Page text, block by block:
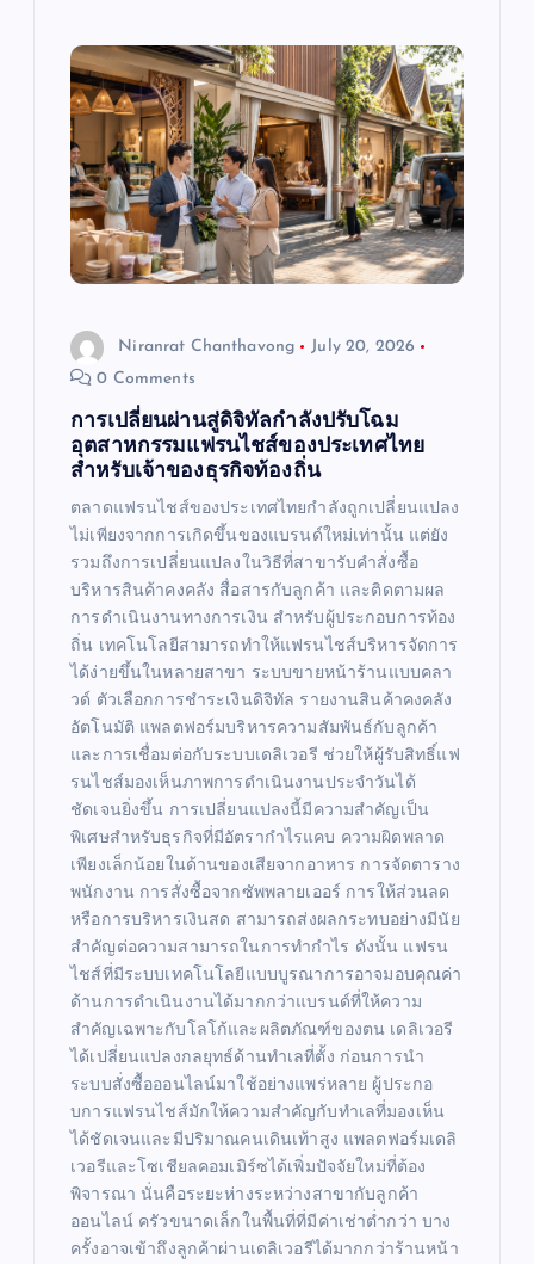
Niranrat Chanthavong
July 20, 2026
0 Comments
การเปลี่ยนผ่านสู่ดิจิทัลกำลังปรับโฉม
อุตสาหกรรมแฟรนไชส์ของประเทศไทย
สำหรับเจ้าของธุรกิจท้องถิ่น
ตลาดแฟรนไชส์ของประเทศไทยกำลังถูกเปลี่ยนแปลง
ไม่เพียงจากการเกิดขึ้นของแบรนด์ใหม่เท่านั้น แต่ยัง
รวมถึงการเปลี่ยนแปลงในวิธีที่สาขารับคำสั่งซื้อ
บริหารสินค้าคงคลัง สื่อสารกับลูกค้า และติดตามผล
การดำเนินงานทางการเงิน สำหรับผู้ประกอบการท้อง
ถิ่น เทคโนโลยีสามารถทำให้แฟรนไชส์บริหารจัดการ
ได้ง่ายขึ้นในหลายสาขา ระบบขายหน้าร้านแบบคลา
วด์ ตัวเลือกการชำระเงินดิจิทัล รายงานสินค้าคงคลัง
อัตโนมัติ แพลตฟอร์มบริหารความสัมพันธ์กับลูกค้า
และการเชื่อมต่อกับระบบเดลิเวอรี ช่วยให้ผู้รับสิทธิ์แฟ
รนไชส์มองเห็นภาพการดำเนินงานประจำวันได้
ชัดเจนยิ่งขึ้น การเปลี่ยนแปลงนี้มีความสำคัญเป็น
พิเศษสำหรับธุรกิจที่มีอัตรากำไรแคบ ความผิดพลาด
เพียงเล็กน้อยในด้านของเสียจากอาหาร การจัดตาราง
พนักงาน การสั่งซื้อจากซัพพลายเออร์ การให้ส่วนลด
หรือการบริหารเงินสด สามารถส่งผลกระทบอย่างมีนัย
สำคัญต่อความสามารถในการทำกำไร ดังนั้น แฟรน
ไชส์ที่มีระบบเทคโนโลยีแบบบูรณาการอาจมอบคุณค่า
ด้านการดำเนินงานได้มากกว่าแบรนด์ที่ให้ความ
สำคัญเฉพาะกับโลโก้และผลิตภัณฑ์ของตน เดลิเวอรี
ได้เปลี่ยนแปลงกลยุทธ์ด้านทำเลที่ตั้ง ก่อนการนำ
ระบบสั่งซื้อออนไลน์มาใช้อย่างแพร่หลาย ผู้ประกอ
บการแฟรนไชส์มักให้ความสำคัญกับทำเลที่มองเห็น
ได้ชัดเจนและมีปริมาณคนเดินเท้าสูง แพลตฟอร์มเดลิ
เวอรีและโซเชียลคอมเมิร์ซได้เพิ่มปัจจัยใหม่ที่ต้อง
พิจารณา นั่นคือระยะห่างระหว่างสาขากับลูกค้า
ออนไลน์ ครัวขนาดเล็กในพื้นที่ที่มีค่าเช่าต่ำกว่า บาง
ครั้งอาจเข้าถึงลูกค้าผ่านเดลิเวอรีได้มากกว่าร้านหน้า